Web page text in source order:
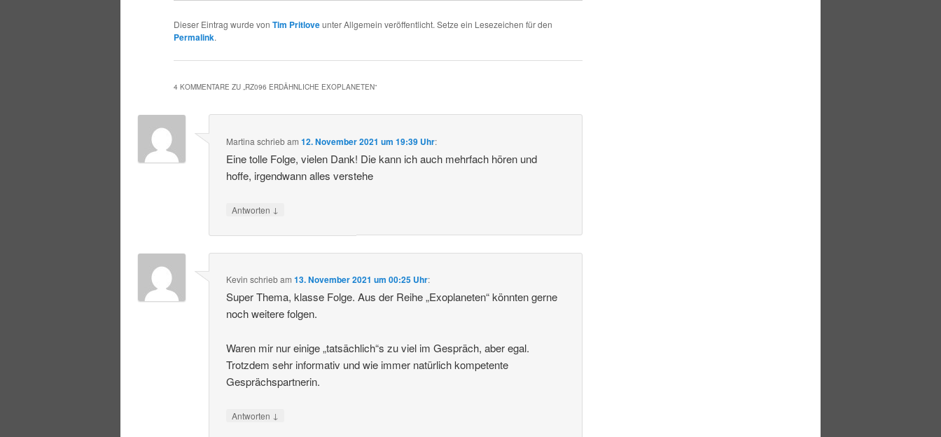
Dieser Eintrag wurde von Tim Pritloveunter Allgemein veröffentlicht. Setze ein Lesezeichen für den
Permalink.
4 KOMMENTARE ZU „RZ096 ERDÄHNLICHE EXOPLANETEN“
Martina schriebam12. November 2021 um 19:39 Uhr:
Eine tolle Folge, vielen Dank! Die kann ich auch mehrfach hören und
hoffe, irgendwann alles verstehe
Antworten ↓
Kevin schriebam13. November 2021 um 00:25 Uhr:
Super Thema, klasse Folge. Aus der Reihe „Exoplaneten“ könnten gerne
noch weitere folgen.
Waren mir nur einige „tatsächlich“s zu viel im Gespräch, aber egal.
Trotzdem sehr informativ und wie immer natürlich kompetente
Gesprächspartnerin.
Antworten ↓